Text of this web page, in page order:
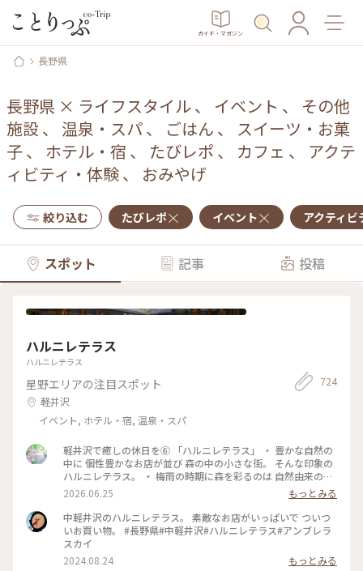
ガイド・マガジン
長野県
長野県 × ライフスタイル、 イベント 、 その他
施設、 温泉・スパ、 ごはん 、 スイーツ・お菓
子、 ホテル・宿 、 たびレポ 、 カフェ 、 アクテ
ィビティ・体験、 おみやげ
絞り込む たびレポ イベント アクティビ
スポット 記事 投稿
ハルニレテラス
ハルニレテラス
星野エリアの注目スポット
軽井沢
イベント, ホテル・宿, 温泉・スパ
724
軽井沢で癒しの休日を⑥ 「ハルニレテラス」 ・ 豊かな自然の
中に 個性豊かなお店が並び 森の中の小さな街。 そんな印象の
ハルニレテラス。 ・ 梅雨の時期に森を彩るのは 自然由来の素
材で100色に染めた布たち。 日差しに照らされ風に揺れて〜
改めて晴れて良かったなぁ〜。 心が躍る風景でした。 ・ 平日
でしたが多くの人で賑わっていました。 （週末はどうなっち
ゃうの？） #ひみつの絶景 #軽井沢 #ハルニレテラス
2026.06.25
もっとみる
中軽井沢のハルニレテラス。 素敵なお店がいっぱいで ついつ
いお買い物。 #長野県#中軽井沢#ハルニレテラス#アンブレラ
スカイ
2024.08.24
もっとみる